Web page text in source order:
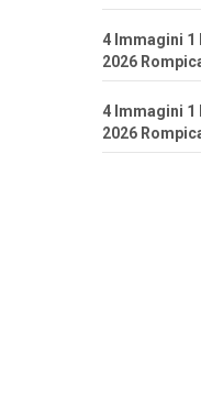
4 Immagini 1
2026
4 Immagini 1
2026